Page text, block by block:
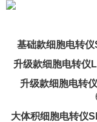
基础款细胞电转
升级款细胞电转仪
升级款细胞电转
大体积细胞电转仪